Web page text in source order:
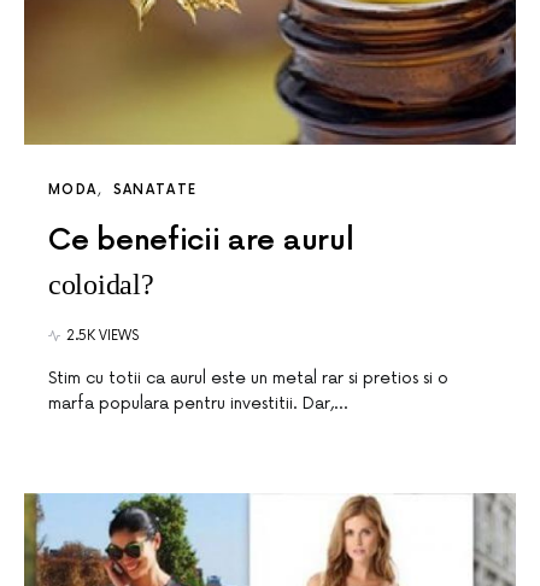
MODA SANATATE
Ce beneficii are aurul
coloidal?
2.5K VIEWS
Stim cu totii ca aurul este un metal rar si pretios si o
marfa populara pentru investitii. Dar,…